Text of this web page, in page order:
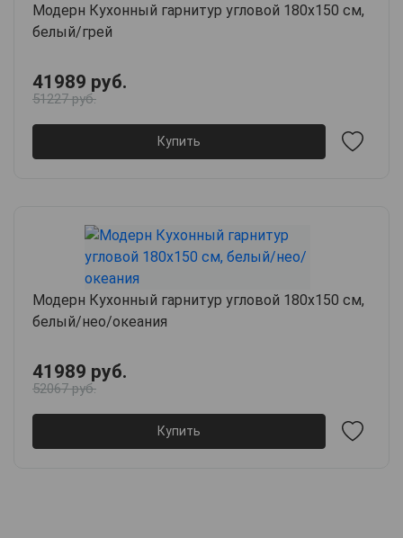
Модерн Кухонный гарнитур угловой 180х150 см,
белый/грей
41989 руб.
51227 руб.
Купить
Модерн Кухонный гарнитур угловой 180х150 см,
белый/нео/океания
41989 руб.
52067 руб.
Купить